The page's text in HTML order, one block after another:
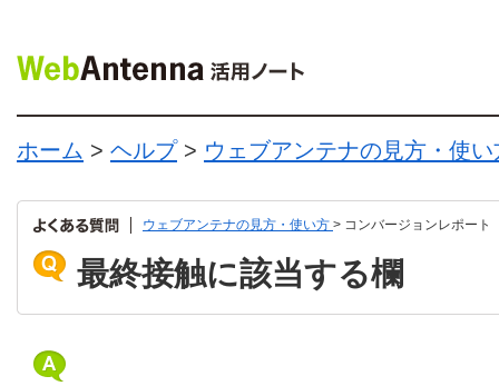
ホーム > ヘルプ> ウェブアンテナの見方・使い
ウェブアンテナの見方・使い方 > コンバージョンレポート
最終接触に該当する欄